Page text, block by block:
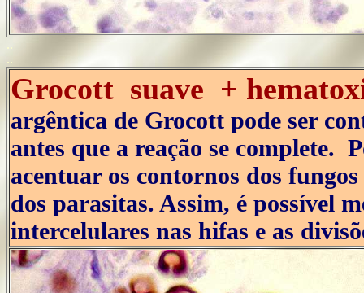
..
Grocott suave +
argêntica de Grocott pode ser
antes que a reação se complete.
acentuar os contornos dos
dos parasitas. Assim, é possível
intercelulares nas hifas e as